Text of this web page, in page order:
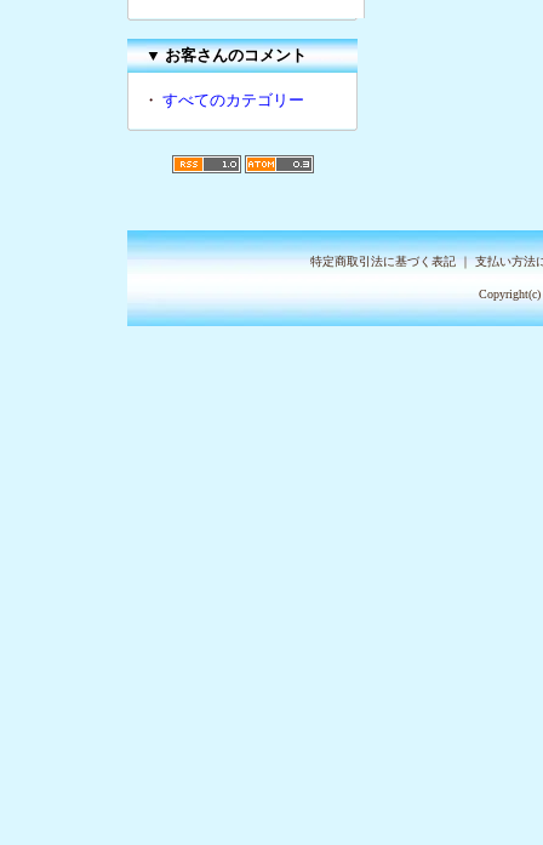
▼お客さんのコメント
・ すべてのカテゴリー
特定商取引法に基づく表記｜支払い方法